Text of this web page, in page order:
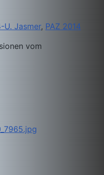
U. Jasmer, PAZ 2014
vom